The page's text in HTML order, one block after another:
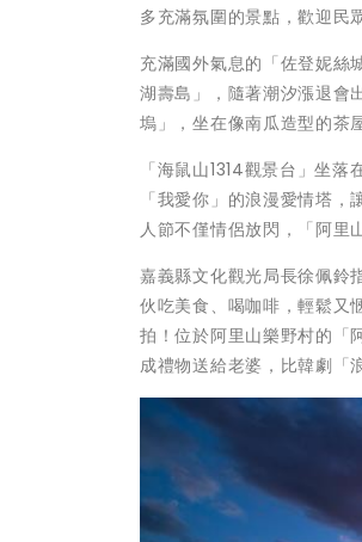
多充滿氛圍的景點，歡迎民
充滿國外氣息的「佐登妮絲
湖壽島」，隨著潮汐漲退會
塢」，坐在像南瓜造型的茶
「海鼠山1314觀景台」坐
「我愛你」的浪漫愛情塔
人節不僅情侶放閃，「阿里
嘉義縣文化觀光局長徐佩鈴
伙吃美食、喝咖啡，輕鬆又
拍！位於阿里山樂野村的「
成禮物送給老婆，比韓劇「